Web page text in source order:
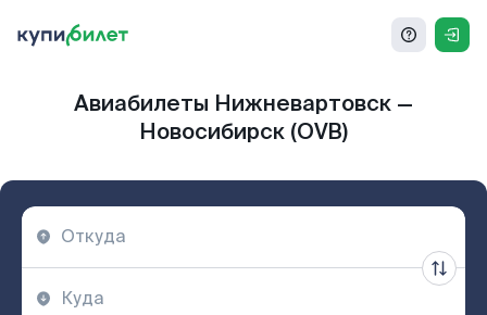
Авиабилеты Нижневартовск —
Новосибирск (OVB)